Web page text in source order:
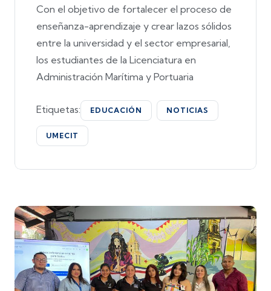
Con el objetivo de fortalecer el proceso de
enseñanza-aprendizaje y crear lazos sólidos
entre la universidad y el sector empresarial,
los estudiantes de la Licenciatura en
Administración Marítima y Portuaria
Etiquetas: EDUCACIÓN NOTICIAS
UMECIT